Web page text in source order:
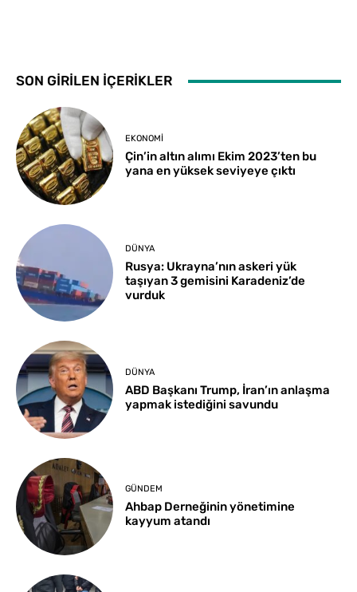
SON GİRİLEN İÇERİKLER
EKONOMI
Çin’in altın alımı Ekim 2023’ten bu
yana en yüksek seviyeye çıktı
DÜNYA
Rusya: Ukrayna’nın askeri yük
taşıyan 3 gemisini Karadeniz’de
vurduk
DÜNYA
ABD Başkanı Trump, İran’ın anlaşma
yapmak istediğini savundu
GÜNDEM
Ahbap Derneğinin yönetimine
kayyum atandı